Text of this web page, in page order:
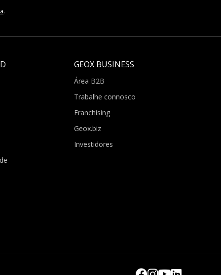
.
GEOX BUSINESS
Área B2B
Trabalhe connosco
Franchising
Geox.biz
Investidores